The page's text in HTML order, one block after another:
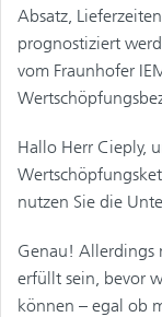
Absatz,
prognostiziert
vom Fraunhofer
Hallo Herr Cieply,
nutzen Sie die
Genau! Allerdings
erfüllt sein, bevor
können – egal ob